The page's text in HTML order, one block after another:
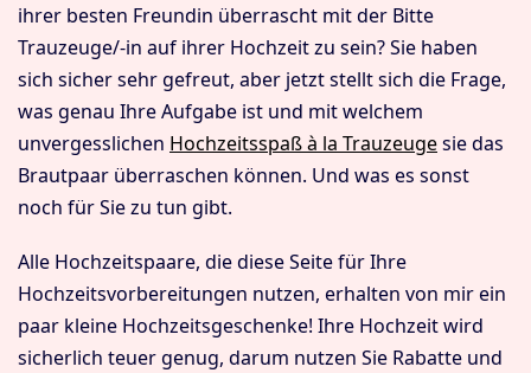
ihrer besten Freundin überrascht mit der Bitte
Trauzeuge/-in auf ihrer Hochzeit zu sein? Sie haben
sich sicher sehr gefreut, aber jetzt stellt sich die Frage,
was genau Ihre Aufgabe ist und mit welchem
unvergesslichen Hochzeitsspaß à la Trauzeugesie das
Brautpaar überraschen können. Und was es sonst
noch für Sie zu tun gibt.
Alle Hochzeitspaare, die diese Seite für Ihre
Hochzeitsvorbereitungen nutzen, erhalten von mir ein
paar kleine Hochzeitsgeschenke! Ihre Hochzeit wird
sicherlich teuer genug, darum nutzen Sie Rabatte und